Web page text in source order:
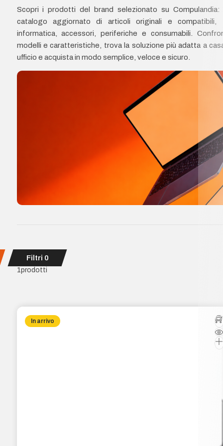
Scopri i prodotti del brand selezionato su Compulandia:
catalogo aggiornato di articoli originali e compatibili,
informatica, accessori, periferiche e consumabili.
modelli e caratteristiche, trova la soluzione più adatta a
ufficio e acquista in modo semplice, veloce e sicuro.
Filtri 0
1 prodotti
In arrivo